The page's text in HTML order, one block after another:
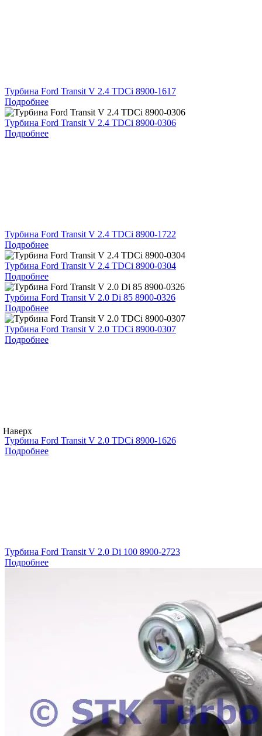
Турбина Ford Transit V 2.4 TDCi 8900-1617
Подробнее
Турбина Ford Transit V 2.4 TDCi 8900-0306
Подробнее
Турбина Ford Transit V 2.4 TDCi 8900-1722
Подробнее
Турбина Ford Transit V 2.4 TDCi 8900-0304
Подробнее
Турбина Ford Transit V 2.0 Di 85 8900-0326
Подробнее
Турбина Ford Transit V 2.0 TDCi 8900-0307
Подробнее
Турбина Ford Transit V 2.0 TDCi 8900-1626
Подробнее
Турбина Ford Transit V 2.0 Di 100 8900-2723
Подробнее
Наверх